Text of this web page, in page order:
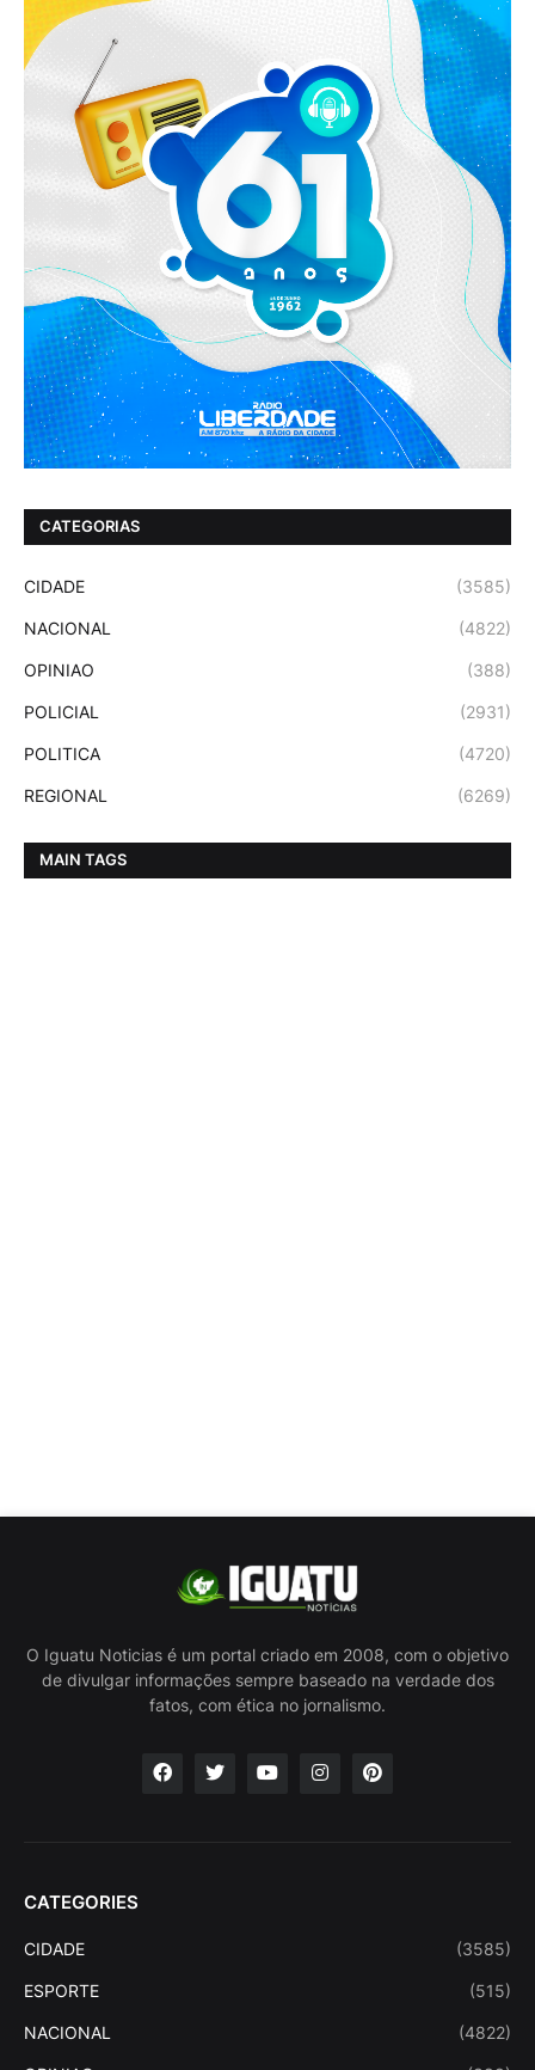
CATEGORIAS
CIDADE (3585)
NACIONAL (4822)
OPINIAO (388)
POLICIAL (2931)
POLITICA (4720)
REGIONAL (6269)
MAIN TAGS
O Iguatu Noticias é um portal criado em 2008, com o objetivo
de divulgar informações sempre baseado na verdade dos
fatos, com ética no jornalismo.
CATEGORIES
CIDADE (3585)
ESPORTE (515)
NACIONAL (4822)